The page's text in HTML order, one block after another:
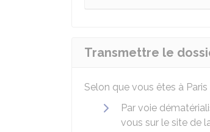
Transmettre le
Selon que vous êtes à
Par voie
vous sur le site de